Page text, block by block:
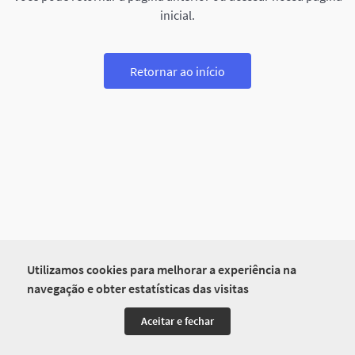
Utilizamos cookies para melhorar a experiência na
navegação e obter estatísticas das visitas
Aceitar e fechar
inicial.
Retornar ao início